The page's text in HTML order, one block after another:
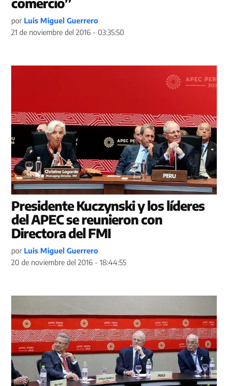
por Luis Miguel Guerrero
21 de noviembre del 2016 - 03:35:50
Presidente Kuczynski y los líderes
del APEC se reunieron con
Directora del FMI
por Luis Miguel Guerrero
20 de noviembre del 2016 - 18:44:55